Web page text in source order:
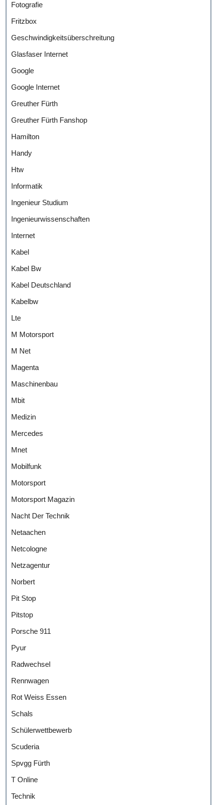
Fotografie
Fritzbox
Geschwindigkeitsüberschreitung
Glasfaser Internet
Google
Google Internet
Greuther Fürth
Greuther Fürth Fanshop
Hamilton
Handy
Htw
Informatik
Ingenieur Studium
Ingenieurwissenschaften
Internet
Kabel
Kabel Bw
Kabel Deutschland
Kabelbw
Lte
M Motorsport
M Net
Magenta
Maschinenbau
Mbit
Medizin
Mercedes
Mnet
Mobilfunk
Motorsport
Motorsport Magazin
Nacht Der Technik
Netaachen
Netcologne
Netzagentur
Norbert
Pit Stop
Pitstop
Porsche 911
Pyur
Radwechsel
Rennwagen
Rot Weiss Essen
Schals
Schülerwettbewerb
Scuderia
Spvgg Fürth
T Online
Technik